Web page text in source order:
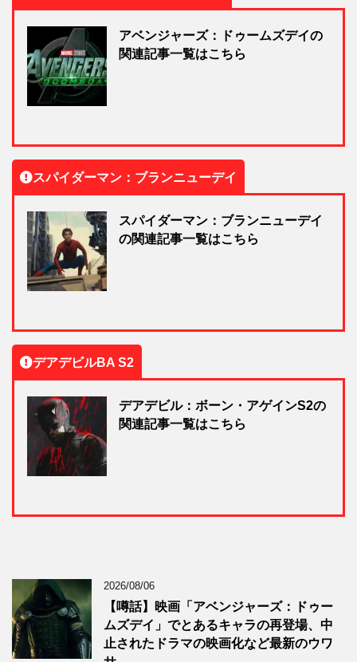
アベンジャーズ：ドゥームズデイの
関連記事一覧はこちら
スパイダーマン：ブランニューデイ
スパイダーマン：ブランニューデイ
の関連記事一覧はこちら
デアデビルBA S2
デアデビル：ボーン・アゲインS2の
関連記事一覧はこちら
2026/08/06
【噂話】映画「アベンジャーズ：ドゥー
ムズデイ」でとあるキャラの再登場、中
止されたドラマの映画化など最新のウワ